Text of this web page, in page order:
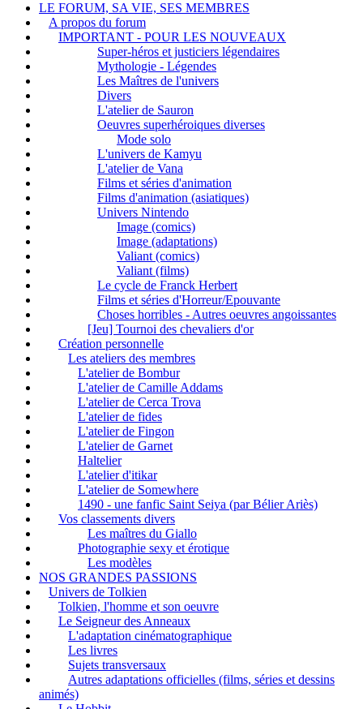
LE FORUM, SA VIE, SES MEMBRES
A propos du forum
IMPORTANT - POUR LES NOUVEAUX
Super-héros et justiciers légendaires
Mythologie - Légendes
Les Maîtres de l'univers
Divers
L'atelier de Sauron
Oeuvres superhéroiques diverses
Mode solo
L'univers de Kamyu
L'atelier de Vana
Films et séries d'animation
Films d'animation (asiatiques)
Univers Nintendo
Image (comics)
Image (adaptations)
Valiant (comics)
Valiant (films)
Le cycle de Franck Herbert
Films et séries d'Horreur/Epouvante
Choses horribles - Autres oeuvres angoissantes
[Jeu] Tournoi des chevaliers d'or
Création personnelle
Les ateliers des membres
L'atelier de Bombur
L'atelier de Camille Addams
L'atelier de Cerca Trova
L'atelier de fides
L'atelier de Fingon
L'atelier de Garnet
Haltelier
L'atelier d'itikar
L'atelier de Somewhere
1490 - une fanfic Saint Seiya (par Bélier Ariès)
Vos classements divers
Les maîtres du Giallo
Photographie sexy et érotique
Les modèles
NOS GRANDES PASSIONS
Univers de Tolkien
Tolkien, l'homme et son oeuvre
Le Seigneur des Anneaux
L'adaptation cinématographique
Les livres
Sujets transversaux
Autres adaptations officielles (films, séries et dessins
animés)